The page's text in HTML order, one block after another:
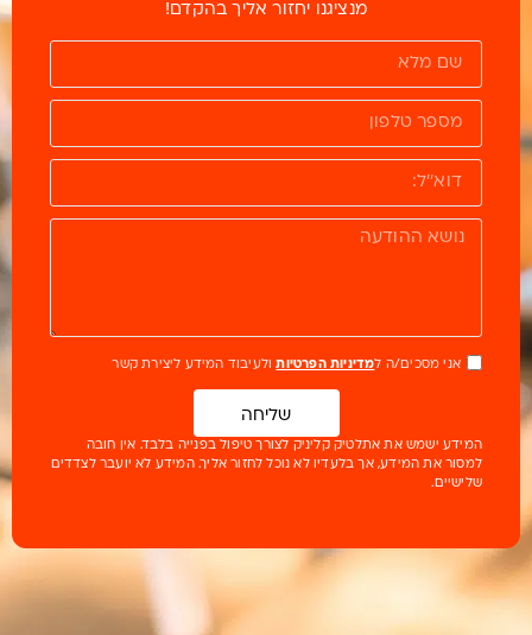
מנציגנו יחזור אליך בהקדם!
אני מסכים/ה למדיניות הפרטיותולעיבוד המידע ליצירת קשר
שליחה
המידע ישמש את אתלטיק קליניק לצורך טיפול בפנייה בלבד. אין חובה
למסור את המידע, אך בלעדיו לא נוכל לחזור אליך. המידע לא יועבר לצדדים
שלישיים.